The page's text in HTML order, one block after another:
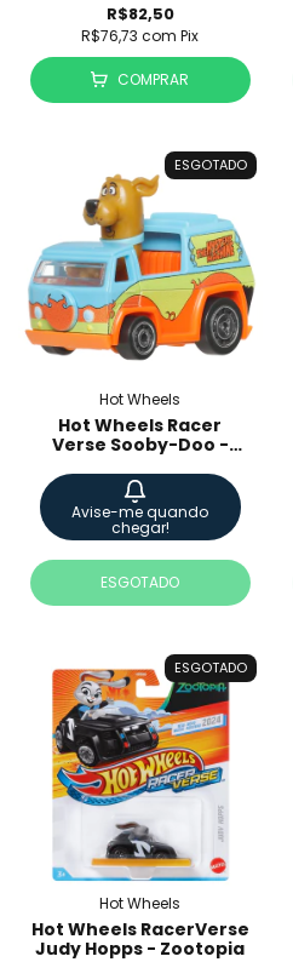
R$82,50
R$76,73com Pix
COMPRAR
ESGOTADO
Hot Wheels
Hot Wheels Racer
Verse Sooby-Doo -
Avise-me quando
chegar!
ESGOTADO
ESGOTADO
Hot Wheels
Hot Wheels RacerVerse
Judy Hopps - Zootopia